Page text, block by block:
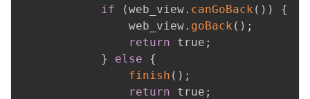
if
(web_view. canGoBack ( ) )
{
                web_view
. goBack ( ) ;
return true ;
}
else
{
finish ( ) ;
return true ;